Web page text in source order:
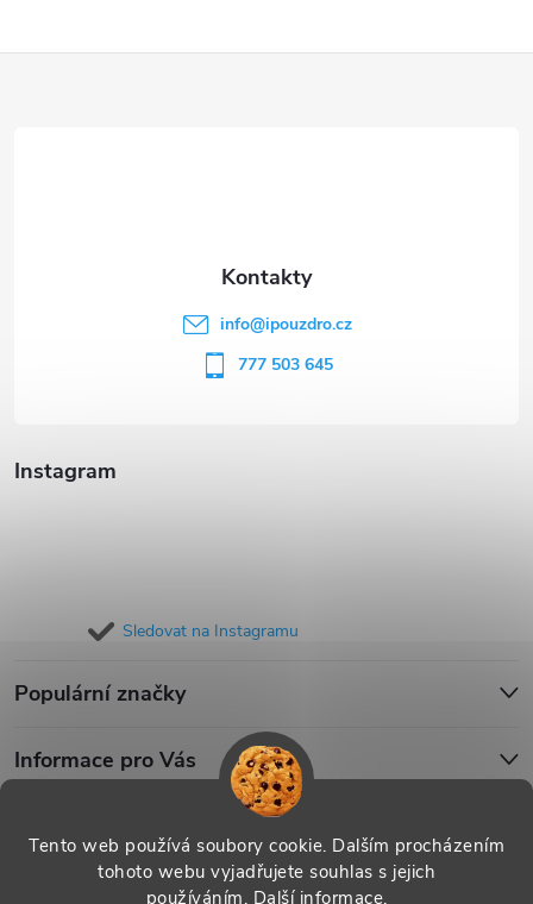
Tento web používá soubory cookie. Dalším procházením
tohoto webu vyjadřujete souhlas s jejich
používáním. Další informace.
Instagram
Sledovat na Instagramu
Populární značky
Informace pro Vás
info@ipouzdro.cz
777 503 645